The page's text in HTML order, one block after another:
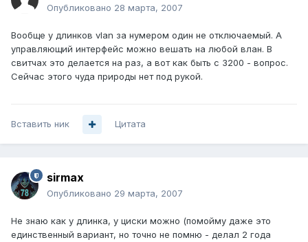
Опубликовано 28 марта, 2007
Вообще у длинков vlan за нумером один не отключаемый. А
управляющий интерфейс можно вешать на любой влан. В
свитчах это делается на раз, а вот как быть с 3200 - вопрос.
Сейчас этого чуда природы нет под рукой.
Вставить ник Цитата
sirmax
Опубликовано 29 марта, 2007
Не знаю как у длинка, у циски можно (помойму даже это
единственный вариант, но точно не помню - делал 2 года